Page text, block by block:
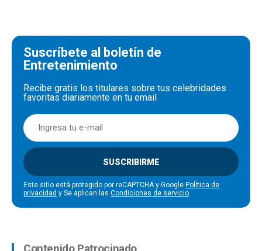
Suscríbete al boletín de
Entretenimiento
Recibe gratis los titulares sobre tus celebridades
favoritas diariamente en tu email
SUSCRIBIRME
Este sitio está protegido por reCAPTCHA y Google Política de
privacidad y Se aplican las Condiciones de servicio
Contenido Patrocinado